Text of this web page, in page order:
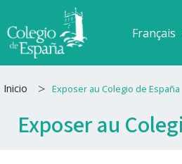
au
contenu
Français
Español
Inicio > Exposer au Colegio de España
Exposer au